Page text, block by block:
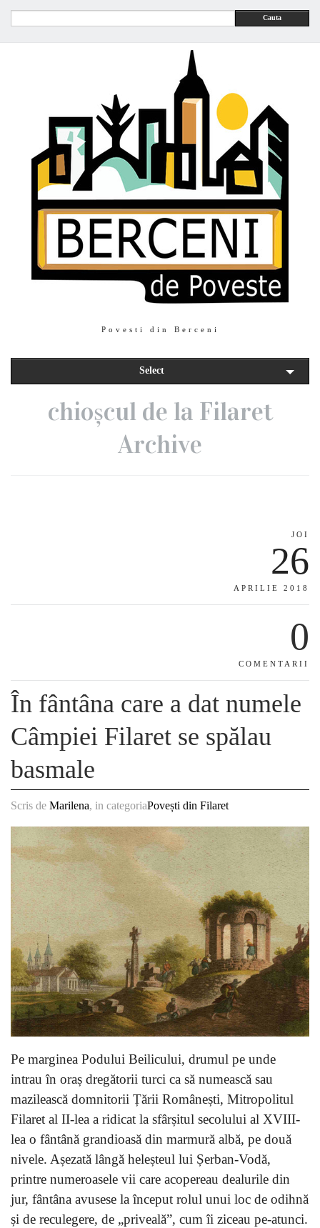
Cauta
Povesti din Berceni
Select
chioșcul de la Filaret
Archive
JOI
26
APRILIE 2018
0
COMENTARII
În fântâna care a dat numele
Câmpiei Filaret se spălau
basmale
Scris de Marilena, in categoriaPovești din Filaret
Pe marginea Podului Beilicului, drumul pe unde
intrau în oraș dregătorii turci ca să numească sau
mazilească domnitorii Țării Românești, Mitropolitul
Filaret al II-lea a ridicat la sfârșitul secolului al XVIII-
lea o fântână grandioasă din marmură albă, pe două
nivele. Așezată lângă heleșteul lui Șerban-Vodă,
printre numeroasele vii care acopereau dealurile din
jur, fântâna avusese la început rolul unui loc de odihnă
și de reculegere, de „priveală”, cum îi ziceau pe-atunci.